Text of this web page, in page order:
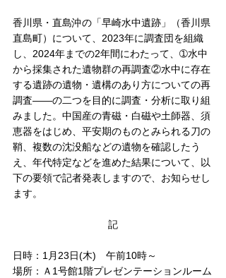
香川県・直島沖の「早崎水中遺跡」（香川県
直島町）について、2023年に調査団を組織
し、2024年までの2年間にわたって、➀水中
から採集された遺物群の再調査②水中に存在
する遺跡の遺物・遺構のあり方についての再
調査――の二つを目的に調査・分析に取り組
みました。中国産の青磁・白磁や土師器、須
恵器をはじめ、平安期のものとみられる刀の
鞘、複数の沈没船などの遺物を確認したう
え、年代特定などを進めた結果について、以
下の要領で記者発表しますので、お知らせし
ます。
記
日時：1月23日(木)　午前10時～
場所：Ａ1号館1階プレゼンテーションルーム